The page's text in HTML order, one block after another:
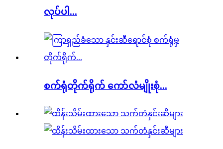
လုပ်ပါ...
စက်ရုံတိုက်ရိုက် ကော်လံမျိုးစုံ...